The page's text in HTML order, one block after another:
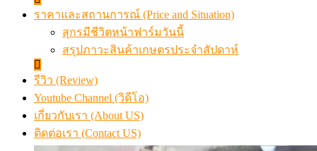
ราคาและสถานการณ์ (Price and Situation)
สุกรมีชีวิตหน้าฟาร์มวันนี้
สรุปภาวะสินค้าเกษตรประจำสัปดาห์
รีวิว (Review)
Youtube Channel (วิดีโอ)
เกี่ยวกับเรา (About US)
ติดต่อเรา (Contact US)